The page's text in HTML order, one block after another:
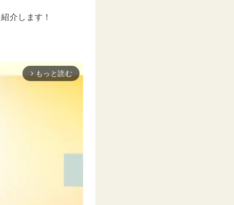
介します！
arrow_forward_ios もっと読む